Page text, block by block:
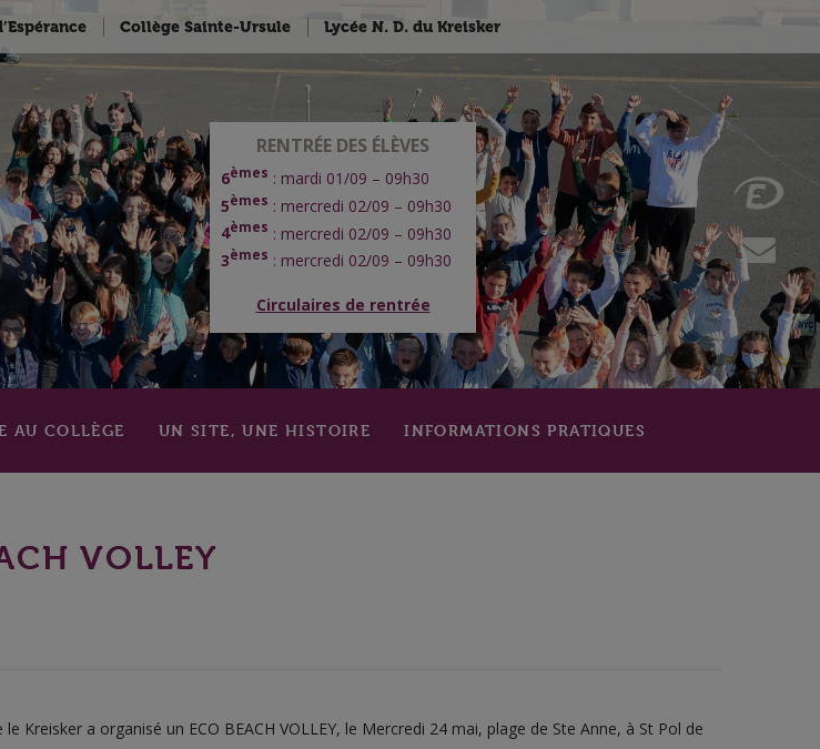
Collège Sainte-Ursule Lycée N. D. du Kreisker
RENTRÉE DES ÉLÈVES
6èmes : mardi 01/09 – 09h30
5èmes : mercredi 02/09 – 09h30
4èmes : mercredi 02/09 – 09h30
3èmes : mercredi 02/09 – 09h30
Circulaires de rentrée
AU COLLÈGE UN SITE, UNE HISTOIRE INFORMATIONS PRATIQUES
VOLLEY
le Kreisker a organisé un ECO BEACH VOLLEY, le Mercredi 24 mai, plage de Ste Anne, à St Pol de